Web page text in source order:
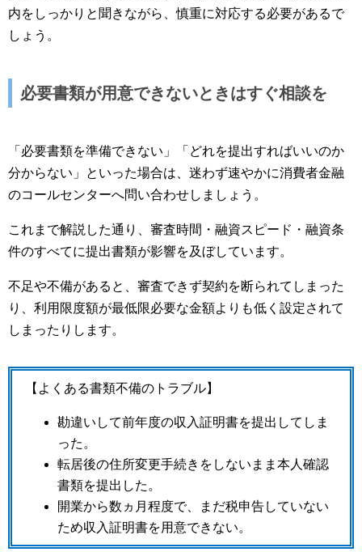
内をしっかりと聞きながら、慎重に対応する必要があるで
しょう。
必要書類が用意できないときはすぐ相談を
「必要書類を準備できない」「どれを提出すればいいのか
分からない」といった場合は、迷わず速やかに消費者金融
のコールセンターへ問い合わせしましょう。
これまで解説した通り、審査時間・融資スピード・融資条
件のすべてに提出書類が影響を及ぼしています。
不足や不備があると、審査できず契約を断られてしまった
り、利用限度額が最低限必要な金額よりも低く設定されて
しまったりします。
【よくある書類不備のトラブル】
勘違いして前年度の収入証明書を提出してしま
った。
転居後の住所変更手続きをしないまま本人確認
書類を提出した。
開業から数ヵ月程度で、まだ税申告していない
ため収入証明書を用意できない。